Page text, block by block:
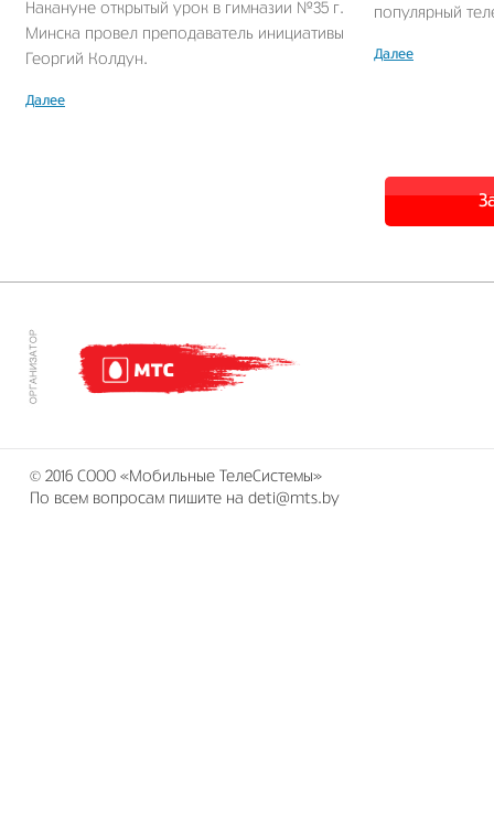
Накануне открытый урок в гимназии №35 г.
Минска провел преподаватель инициативы
Георгий Колдун.
Далее
популярный
Далее
© 2016 СООО «Мобильные ТелеСистемы»
По всем вопросам пишите на deti@mts.by